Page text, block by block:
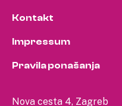
Nova cesta 4, Zagreb
Kontakt
Impressum
Pravila ponašanja